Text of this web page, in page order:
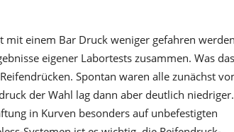
mit einem Bar Druck weniger gefahren
eigener Labortests zusammen. Was
Spontan waren alle zunächst
der Wahl lag dann aber deutlich niedriger.
in Kurven besonders auf unbefestigten